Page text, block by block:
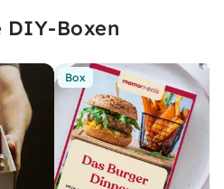
DIY-Boxen
Box